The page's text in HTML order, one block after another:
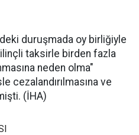
duruşmada oy birliğiyle
taksirle birden fazla
neden olma"
cezalandırılmasına ve
(İHA)